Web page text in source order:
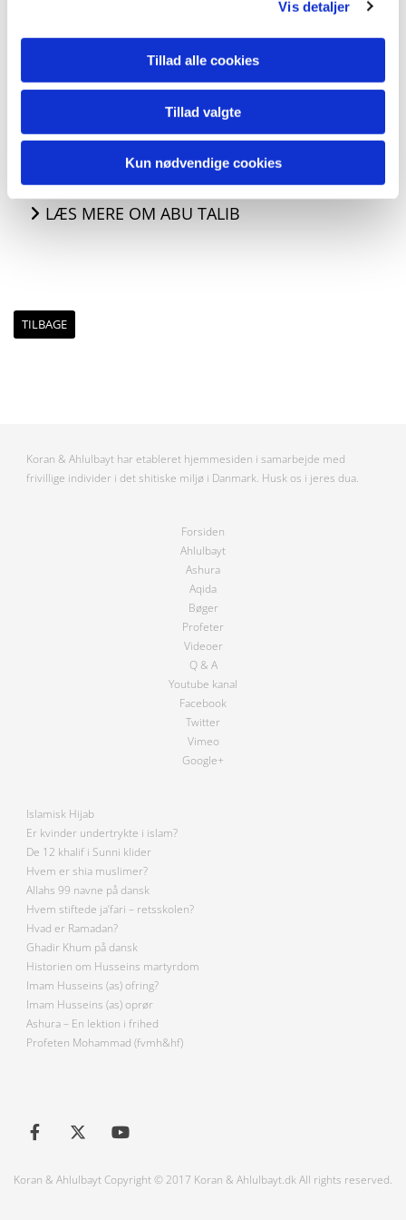
Vis detaljer
Tillad alle cookies
Tillad valgte
Kun nødvendige cookies
Disse spørgsmål kan vi ikke besvare fyldestgørende på denne side
af evigheden. Men hvad vi med sikkerhed ved, er, at alt Gud gør,
er helligt og perfekt, og i sidste ende vil det herliggøre Ham.
Gud tillod at det onde var en mulighed, for at give os et faktisk
valg, om vi ønsker at tilbede Ham. Gud skabte ikke det onde, men
han tillod det. Hvis han ikke havde tilladt det onde, ville vi tilbede
ham af bar tvang, og ikke vores eget, frie valg.
LÆS MERE OM ABU TALIB
TILBAGE
Koran & Ahlulbayt har etableret hjemmesiden i samarbejde med
frivillige individer i det shitiske miljø i Danmark. Husk os i jeres dua.
Forsiden
Ahlulbayt
Ashura
Aqida
Bøger
Profeter
Videoer
Q & A
Youtube kanal
Facebook
Twitter
Vimeo
Google+
Islamisk Hijab
Er kvinder undertrykte i islam?
De 12 khalif i Sunni klider
Hvem er shia muslimer?
Allahs 99 navne på dansk
Hvem stiftede ja’fari – retsskolen?
Hvad er Ramadan?
Ghadir Khum på dansk
Historien om Husseins martyrdom
Imam Husseins (as) ofring?
Imam Husseins (as) oprør
Ashura – En lektion i frihed
Profeten Mohammad (fvmh&hf)
Koran & Ahlulbayt Copyright © 2017 Koran & Ahlulbayt.dk All rights reserved.